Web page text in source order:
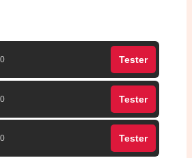
Tester
Tester
Tester